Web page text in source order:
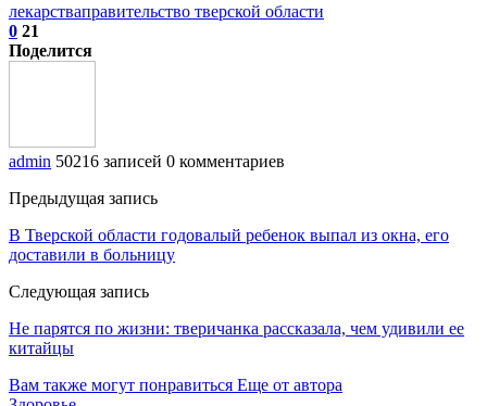
лекарстваправительство тверской области
0 21
Поделится
admin 50216 записей 0 комментариев
Предыдущая запись
В Тверской области годовалый ребенок выпал из окна, его
доставили в больницу
Следующая запись
Не парятся по жизни: тверичанка рассказала, чем удивили ее
китайцы
Вам также могут понравиться Еще от автора